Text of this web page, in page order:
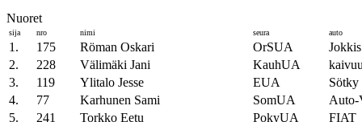
Nuoret
sija nro nimi seura auto
1. 175 Röman Oskari OrSUA
2.
228 Välimäki Jani KauhUA
3.
119 Ylitalo Jesse EUA
Sötky
4.
77 Karhunen Sami SomUA
Auto-
5.
241 Torkko Eetu PokyUA
FIAT